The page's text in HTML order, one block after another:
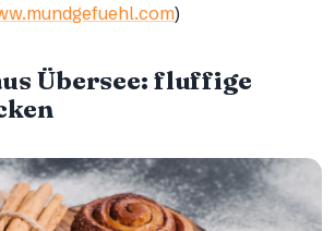
)
Übersee: fluffige